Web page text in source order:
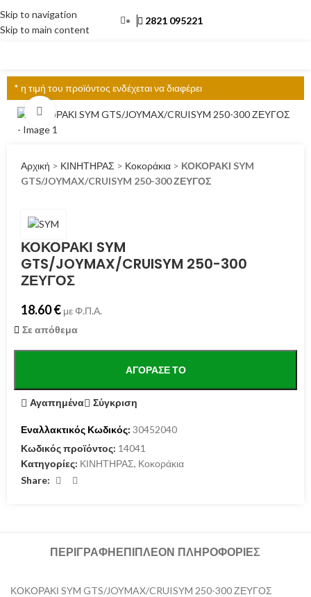
Skip to navigation
Skip to main content
2821 095221
* η τιμή του προϊόντος ενδέχεται να διαφέρει
Click to enlarge
Αρχική > ΚΙΝΗΤΗΡΑΣ > Κοκοράκια > ΚΟΚΟΡΑΚΙ SYM
GTS/JOYMAX/CRUISYM 250-300 ΖΕΥΓΟΣ
ΚΟΚΟΡΑΚΙ SYM
GTS/JOYMAX/CRUISYM 250-300
ΖΕΥΓΟΣ
18.60€ με Φ.Π.Α.
Σε απόθεμα
ΑΓΌΡΑΣΕ ΤΟ
Αγαπημένα Σύγκριση
Εναλλακτικός Κωδικός: 30452040
Κωδικός προϊόντος: 14041
Κατηγορίες: ΚΙΝΗΤΗΡΑΣ, Κοκοράκια
Share:
ΠΕΡΙΓΡΑΦΉΕΠΙΠΛΈΟΝ ΠΛΗΡΟΦΟΡΊΕΣ
ΚΟΚΟΡΑΚΙ SYM GTS/JOYMAX/CRUISYM 250-300 ΖΕΥΓΟΣ